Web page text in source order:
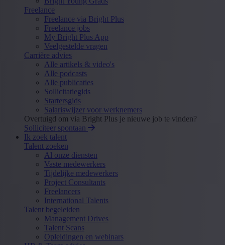
Freelance
Freelance via Bright Plus
Freelance jobs
My Bright Plus App
Veelgestelde vragen
Carrière advies
Alle artikels & video's
Alle podcasts
Alle publicaties
Sollicitatiegids
Startersgids
Salariswijzer voor werknemers
Overtuigd om via Bright Plus je nieuwe job te vinden?
Solliciteer spontaan
Ik zoek talent
Talent zoeken
Al onze diensten
Vaste medewerkers
Tijdelijke medewerkers
Project Consultants
Freelancers
International Talents
Talent begeleiden
Management Drives
Talent Scans
Opleidingen en webinars